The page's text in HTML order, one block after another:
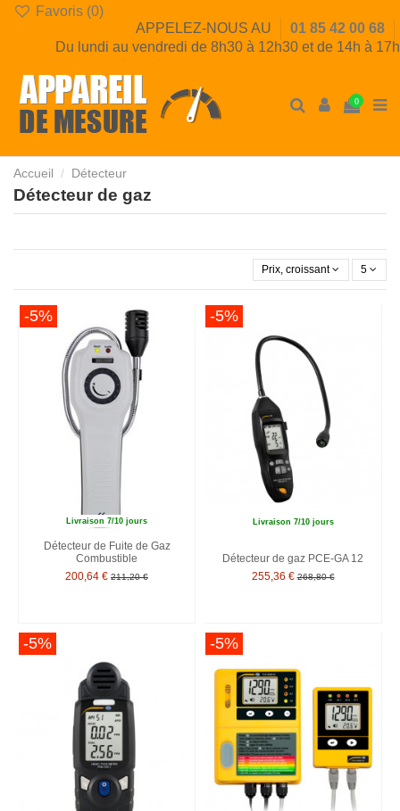
Favoris (0)
APPELEZ-NOUS AU
01 85 42 00 68
Du lundi au vendredi de 8h30 à 12h30 et de 14h à 17h
0
Accueil Détecteur
Détecteur de gaz
Prix, croissant 5
-5%
Livraison 7/10 jours
Détecteur de Fuite de Gaz
Combustible
200,64 € 211,20 €
-5%
Livraison 7/10 jours
Détecteur de gaz PCE-GA 12
255,36 € 268,80 €
-5% -5%